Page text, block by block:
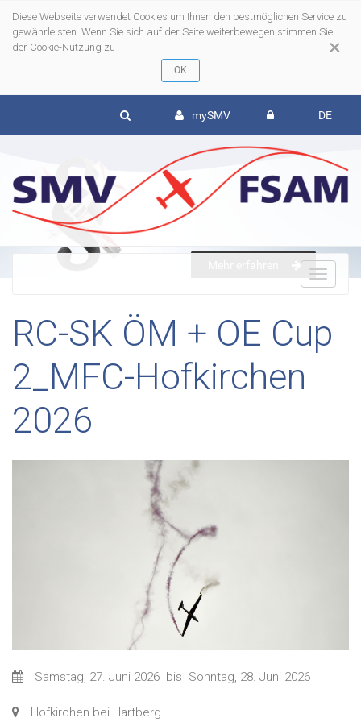
×
Diese Webseite verwendet Cookies um Ihnen den bestmöglichen Service zu
gewährleisten. Wenn Sie sich auf der Seite weiterbewegen stimmen Sie
der Cookie-Nutzung zu
mySMV DE
RC-SK ÖM + OE Cup
2_MFC-Hofkirchen
2026
Samstag, 27. Juni 2026 bis Sonntag, 28. Juni 2026
Hofkirchen bei Hartberg